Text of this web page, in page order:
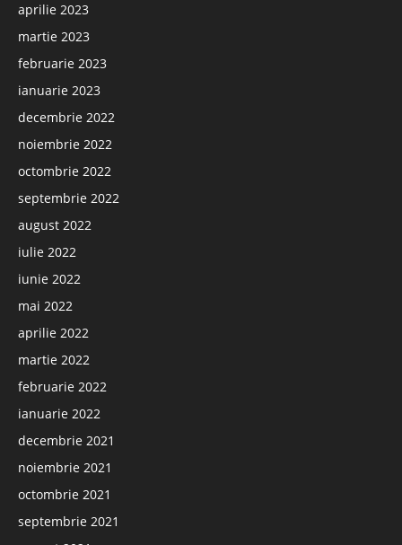
aprilie 2023
martie 2023
februarie 2023
ianuarie 2023
decembrie 2022
noiembrie 2022
octombrie 2022
septembrie 2022
august 2022
iulie 2022
iunie 2022
mai 2022
aprilie 2022
martie 2022
februarie 2022
ianuarie 2022
decembrie 2021
noiembrie 2021
octombrie 2021
septembrie 2021